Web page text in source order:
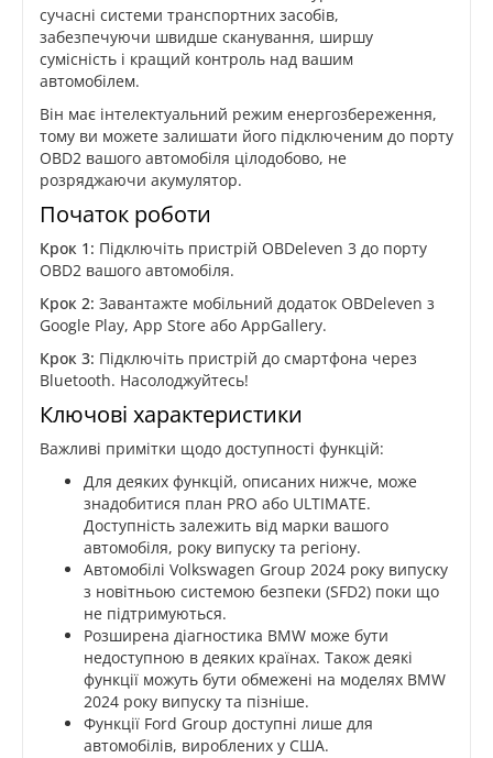
сучасні системи транспортних засобів,
забезпечуючи швидше сканування, ширшу
сумісність і кращий контроль над вашим
автомобілем.
Він має інтелектуальний режим енергозбереження,
тому ви можете залишати його підключеним до порту
OBD2 вашого автомобіля цілодобово, не
розряджаючи акумулятор.
Початок роботи
Крок 1: Підключіть пристрій OBDeleven 3 до порту
OBD2 вашого автомобіля.
Крок 2: Завантажте мобільний додаток OBDeleven з
Google Play, App Store або AppGallery.
Крок 3: Підключіть пристрій до смартфона через
Bluetooth. Насолоджуйтесь!
Ключові характеристики
Важливі примітки щодо доступності функцій:
Для деяких функцій, описаних нижче, може
знадобитися план PRO або ULTIMATE.
Доступність залежить від марки вашого
автомобіля, року випуску та регіону.
Автомобілі Volkswagen Group 2024 року випуску
з новітньою системою безпеки (SFD2) поки що
не підтримуються.
Розширена діагностика BMW може бути
недоступною в деяких країнах. Також деякі
функції можуть бути обмежені на моделях BMW
2024 року випуску та пізніше.
Функції Ford Group доступні лише для
автомобілів, вироблених у США.